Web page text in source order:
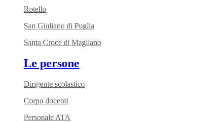
Rotello
San Giuliano di Puglia
Santa Croce di Magliano
Le persone
Dirigente scolastico
Corpo docenti
Personale ATA